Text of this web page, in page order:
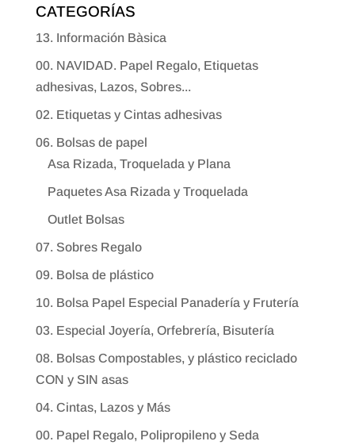
CATEGORÍAS
13. Información Bàsica
00. NAVIDAD. Papel Regalo, Etiquetas
adhesivas, Lazos, Sobres...
02. Etiquetas y Cintas adhesivas
06. Bolsas de papel
Asa Rizada, Troquelada y Plana
Paquetes Asa Rizada y Troquelada
Outlet Bolsas
07. Sobres Regalo
09. Bolsa de plástico
10. Bolsa Papel Especial Panadería y Frutería
03. Especial Joyería, Orfebrería, Bisutería
08. Bolsas Compostables, y plástico reciclado
CON y SIN asas
04. Cintas, Lazos y Más
00. Papel Regalo, Polipropileno y Seda